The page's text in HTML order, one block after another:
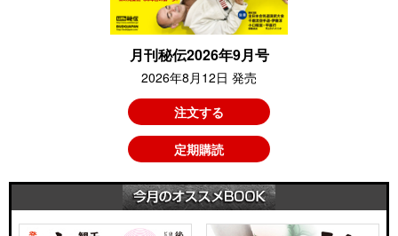
月刊秘伝2026年9月号
2026年8月12日 発売
注文する
定期購読